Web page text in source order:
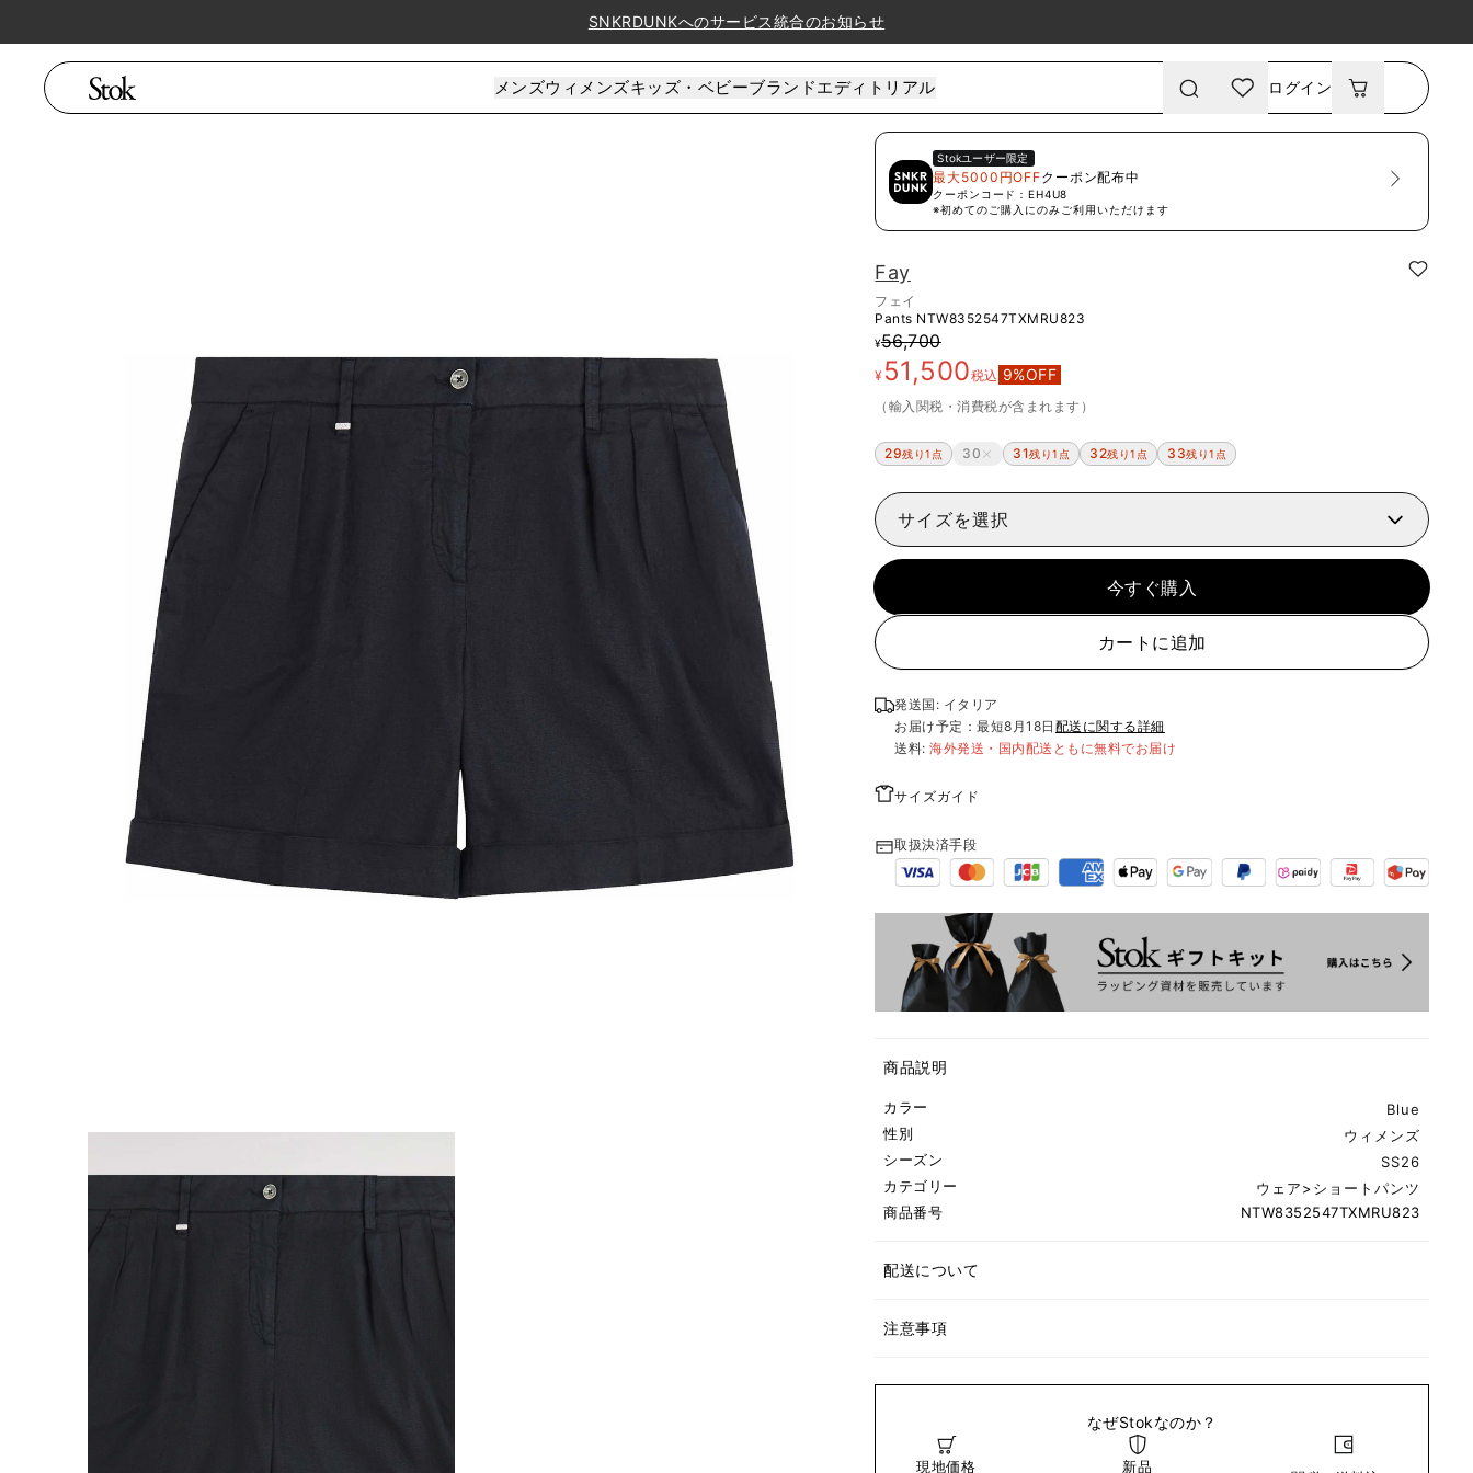
SNKRDUNKへのサービス統合のお知らせ
メンズウィメンズキッズ・ベビーブランドエディトリアル ログイン
Stokユーザー限定
最大5000円OFFクーポン配布中
クーポンコード： EH4U8
※初めてのご購入にのみご利用いただけます
Fay
フェイ
Pants NTW8352547TXMRU823
¥56,700
¥ 51,500税込 9%OFF
（輸入関税・消費税が含まれます）
29残り1点 30 31残り1点 32残り1点 33残り1点
サイズを選択
今すぐ購入
カートに追加
発送国: イタリア
お届け予定：最短8月18日 配送に関する詳細
送料:海外発送・国内配送ともに無料でお届け
サイズガイド
取扱決済手段
商品説明
カラー
Blue
性別
ウィメンズ
シーズン
SS26
カテゴリー
ウェア>ショートパンツ
商品番号
NTW8352547TXMRU823
配送について
注意事項
なぜStokなのか？
現地価格 新品